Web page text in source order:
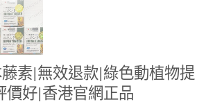
素|無效退款|綠色動植物提
價好|香港官網正品